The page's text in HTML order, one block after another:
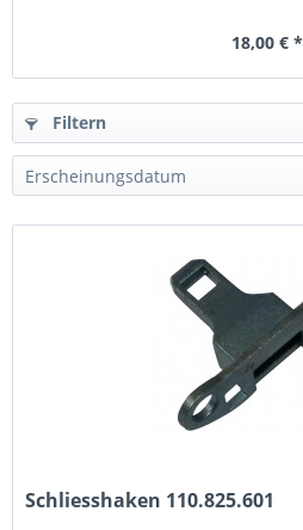
18,00 € *
Filtern
Schliesshaken 110.825.601